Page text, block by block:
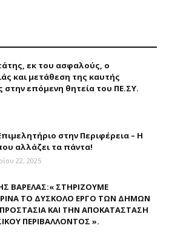
εκ του ασφαλούς, ο
και μετάθεση της καυτής
στην επόμενη θητεία του ΠΕ.ΣΥ.
στην Περιφέρεια – Η
αλλάζει τα πάντα!
22, 2025
ΒΑΡΕΛΑΣ:« ΣΤΗΡΙΖΟΥΜΕ
ΤΟ ΔΥΣΚΟΛΟ ΕΡΓΟ ΤΩΝ ΔΗΜΩΝ
ΚΑΙ ΤΗΝ ΑΠΟΚΑΤΑΣΤΑΣΗ
ΠΕΡΙΒΑΛΛΟΝΤΟΣ ».